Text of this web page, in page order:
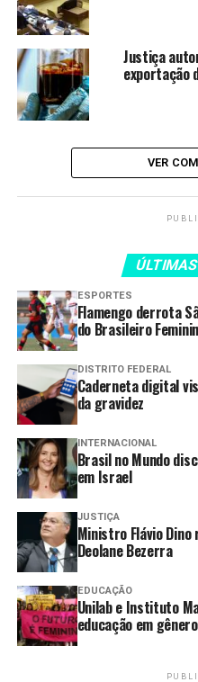
No mês passado, Gisele foi
apartamento em que o
acionada pelo oficial, que
atentado contra a própria
Ministro
pedido de
Operação
esquema
de drogas
TRE-RJ
Justiça
jovem
coletivo de
STF anula
que
Com o desenrolar das
como feminicídio após
celular de Geraldo
Imagens captadas pelas
Justiça
exportação
VER
ESPORTES
Flamengo derrota
do Brasileiro
DISTRITO FEDERAL
Caderneta digital
da gravidez
INTERNACIONAL
Brasil no Mundo
em Israel
JUSTIÇA
Ministro Flávio
Deolane Bezerra
EDUCAÇÃO
Unilab e Instituto
educação em gênero